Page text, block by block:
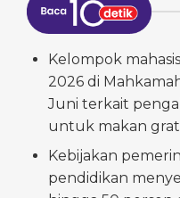
Kelompok
2026 di
Juni terkait
untuk makan
Kebijakan
pendidikan